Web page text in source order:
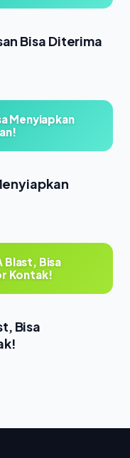
Bisa Diterima
Menyiapkan
Blast, Bisa
Kontak!
Bisa